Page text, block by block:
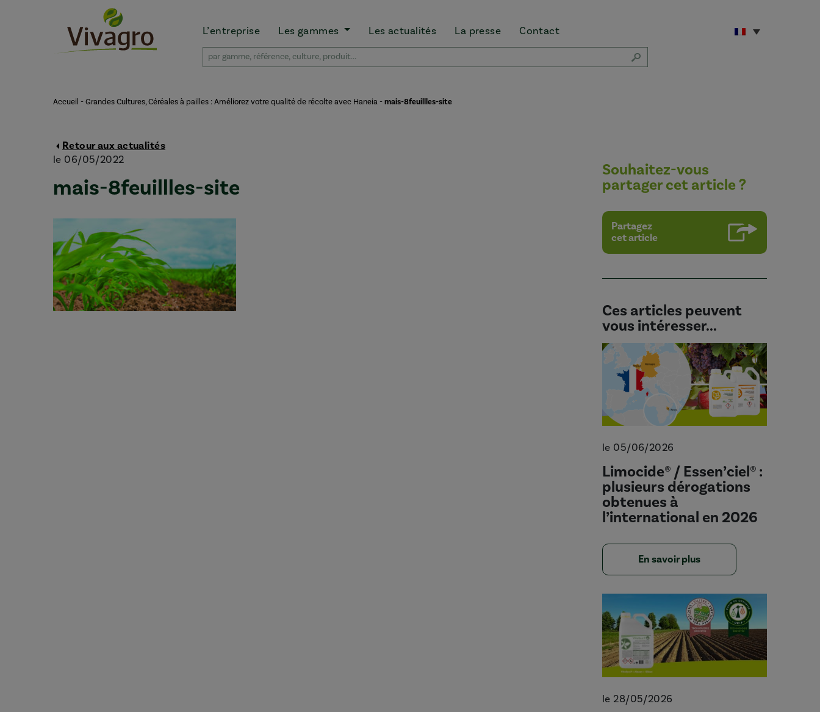
L’entreprise Les gammes Les actualités La presse Contact
Accueil -Grandes Cultures, Céréales à pailles : Améliorez votre qualité de récolte avec Haneia -mais-8feuillles-site
Retour aux actualités
le 06/05/2022
mais-8feuillles-site
Souhaitez-vous
partager cet article ?
Partagez
cet article
Ces articles peuvent
vous intéresser...
le 05/06/2026
Limocide® / Essen’ciel® :
plusieurs dérogations
obtenues à
l’international en 2026
En savoir plus
le 28/05/2026